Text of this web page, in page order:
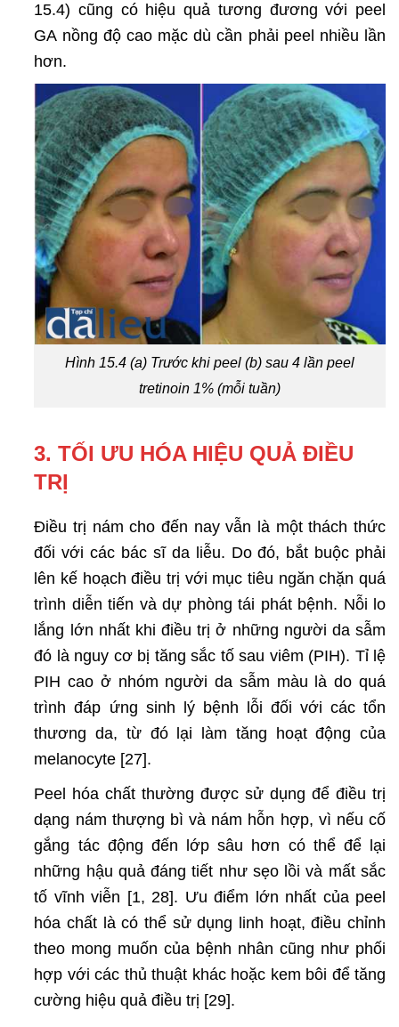
15.4) cũng có hiệu quả tương đương với peel
GA nồng độ cao mặc dù cần phải peel nhiều lần
hơn.
Hình 15.4 (a) Trước khi peel (b) sau 4 lần peel
tretinoin 1% (mỗi tuần)
3. TỐI ƯU HÓA HIỆU QUẢ ĐIỀU
TRỊ
Điều trị nám cho đến nay vẫn là một thách thức
đối với các bác sĩ da liễu. Do đó, bắt buộc phải
lên kế hoạch điều trị với mục tiêu ngăn chặn quá
trình diễn tiến và dự phòng tái phát bệnh. Nỗi lo
lắng lớn nhất khi điều trị ở những người da sẫm
đó là nguy cơ bị tăng sắc tố sau viêm (PIH). Tỉ lệ
PIH cao ở nhóm người da sẫm màu là do quá
trình đáp ứng sinh lý bệnh lỗi đối với các tổn
thương da, từ đó lại làm tăng hoạt động của
melanocyte [27].
Peel hóa chất thường được sử dụng để điều trị
dạng nám thượng bì và nám hỗn hợp, vì nếu cố
gắng tác động đến lớp sâu hơn có thể để lại
những hậu quả đáng tiết như sẹo lồi và mất sắc
tố vĩnh viễn [1, 28]. Ưu điểm lớn nhất của peel
hóa chất là có thể sử dụng linh hoạt, điều chỉnh
theo mong muốn của bệnh nhân cũng như phối
hợp với các thủ thuật khác hoặc kem bôi để tăng
cường hiệu quả điều trị [29].